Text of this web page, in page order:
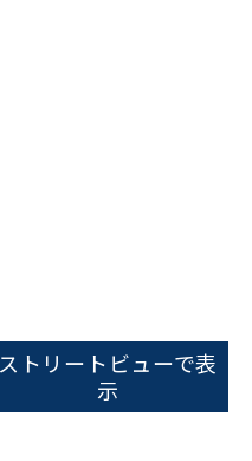
ストリートビューで表
示